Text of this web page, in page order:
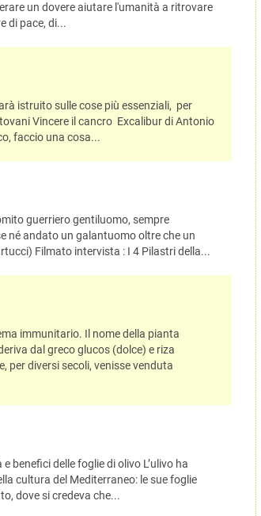
un dovere aiutare l'umanità a ritrovare
di pace, di...
istruito sulle cose più essenziali, per
Vincere il cancro Excalibur di Antonio
faccio una cosa...
guerriero gentiluomo, sempre
né andato un galantuomo oltre che un
Filmato intervista : I 4 Pilastri della...
immunitario. Il nome della pianta
dal greco glucos (dolce) e riza
per diversi secoli, venisse venduta
benefici delle foglie di olivo L’ulivo ha
cultura del Mediterraneo: le sue foglie
dove si credeva che...